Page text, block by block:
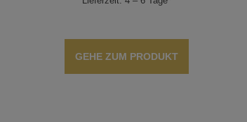
GEHE ZUM PRODUKT